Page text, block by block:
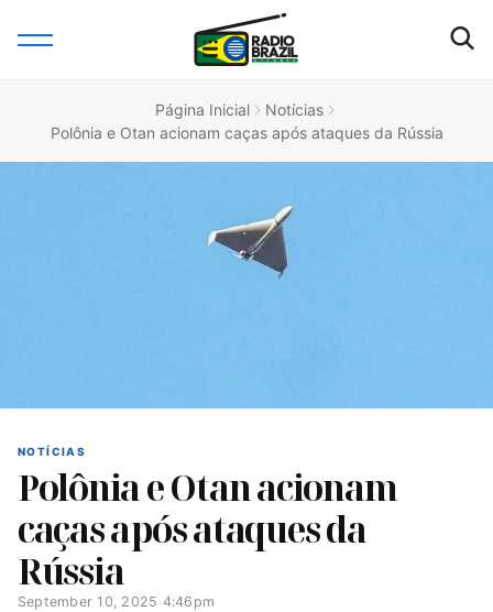
Página Inicial
Notícias
Polônia e Otan acionam caças após ataques da Rússia
NOTÍCIAS
Polônia e Otan acionam
caças após ataques da
Rússia
September 10, 2025 4:46pm